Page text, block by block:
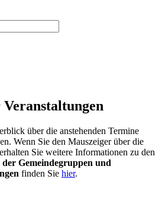
über die anstehenden Termine
Wenn Sie den Mauszeiger über die
Sie weitere Informationen zu den
Gemeindegruppen und
finden Sie hier.